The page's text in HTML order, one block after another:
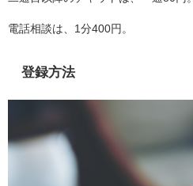
電話相談は、1分400円。
登録方法